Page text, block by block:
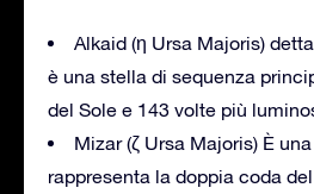
Alkaid (η Ursa Majoris)
è una stella di sequenza
del Sole e 143 volte più
Mizar (ζ Ursa Majoris) È
rappresenta la doppia coda